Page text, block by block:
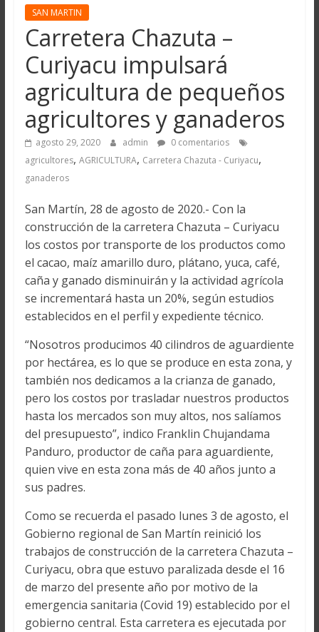
SAN MARTIN
Carretera Chazuta –
Curiyacu impulsará
agricultura de pequeños
agricultores y ganaderos
agosto 29, 2020 admin
0 comentarios
agricultores, AGRICULTURA, Carretera Chazuta - Curiyacu,
ganaderos
San Martín, 28 de agosto de 2020.- Con la
construcción de la carretera Chazuta – Curiyacu
los costos por transporte de los productos como
el cacao, maíz amarillo duro, plátano, yuca, café,
caña y ganado disminuirán y la actividad agrícola
se incrementará hasta un 20%, según estudios
establecidos en el perfil y expediente técnico.
“Nosotros producimos 40 cilindros de aguardiente
por hectárea, es lo que se produce en esta zona, y
también nos dedicamos a la crianza de ganado,
pero los costos por trasladar nuestros productos
hasta los mercados son muy altos, nos salíamos
del presupuesto”, indico Franklin Chujandama
Panduro, productor de caña para aguardiente,
quien vive en esta zona más de 40 años junto a
sus padres.
Como se recuerda el pasado lunes 3 de agosto, el
Gobierno regional de San Martín reinició los
trabajos de construcción de la carretera Chazuta –
Curiyacu, obra que estuvo paralizada desde el 16
de marzo del presente año por motivo de la
emergencia sanitaria (Covid 19) establecido por el
gobierno central. Esta carretera es ejecutada por